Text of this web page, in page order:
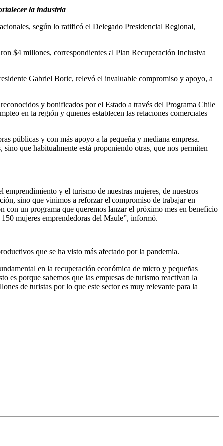
la industria
según lo ratificó el Delegado Presidencial Regional,
$4 millones, correspondientes al Plan Recuperación Inclusiva
Gabriel Boric, relevó el invaluable compromiso y apoyo, a
y bonificados por el Estado a través del Programa Chile
en la región y quienes establecen las relaciones comerciales
públicas y con más apoyo a la pequeña y mediana empresa.
que habitualmente está proponiendo otras, que nos permiten
y el turismo de nuestras mujeres, de nuestros
sino que vinimos a reforzar el compromiso de trabajar en
con un programa que queremos lanzar el próximo mes en beneficio
mujeres emprendedoras del Maule”, informó.
que se ha visto más afectado por la pandemia.
en la recuperación económica de micro y pequeñas
es porque sabemos que las empresas de turismo reactivan la
de turistas por lo que este sector es muy relevante para la